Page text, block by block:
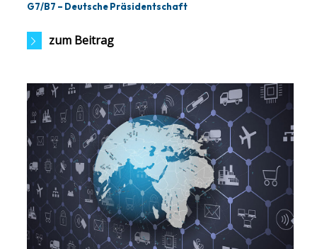
G7/B7 – Deutsche Präsidentschaft
zum Beitrag